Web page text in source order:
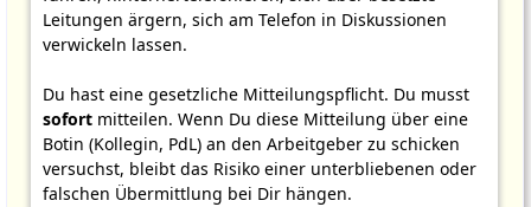
Leitungen ärgern, sich am Telefon in Diskussionen
verwickeln lassen.
Du hast eine gesetzliche Mitteilungspflicht. Du musst
sofort mitteilen. Wenn Du diese Mitteilung über eine
Botin (Kollegin, PdL) an den Arbeitgeber zu schicken
versuchst, bleibt das Risiko einer unterbliebenen oder
falschen Übermittlung bei Dir hängen.